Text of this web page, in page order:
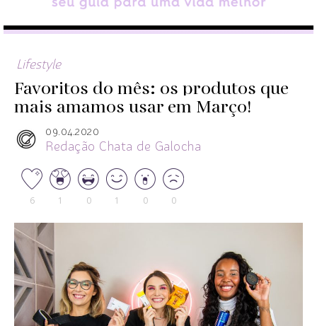
Lifestyle
Favoritos do mês: os produtos que
mais amamos usar em Março!
09.04.2020
Redação Chata de Galocha
6 1 0 1 0 0